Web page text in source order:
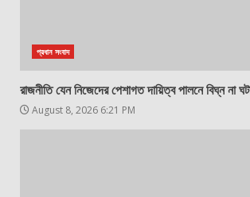
প্রধান সংবাদ
রাজনীতি যেন নিজেদের পেশাগত দায়িত্ব পালনে বিঘ্ন না
August 8, 2026 6:21 PM